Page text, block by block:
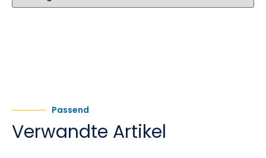
Passend
Verwandte Artikel